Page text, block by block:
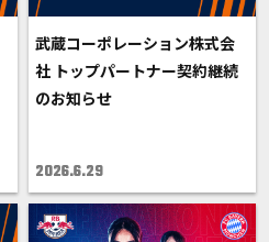
武蔵コーポレーション株式会
社 トップパートナー契約継続
のお知らせ
2026.6.29